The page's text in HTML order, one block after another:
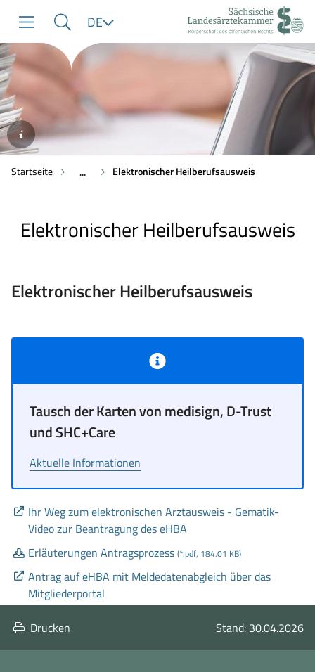
Navigation
Suche
Inhalt
DE
©AdobeStock/JYPIX
Startseite ... Elektronischer Heilberufsausweis
Elektronischer Heilberufsausweis
Elektronischer Heilberufsausweis
Statusmeldung,
Information
Tausch der Karten von medisign, D-Trust
und SHC+Care
Aktuelle Informationen
Ihr Weg zum elektronischen Arztausweis - Gematik-
Video zur Beantragung des eHBA
neuem
Fenster)
Erläuterungen Antragsprozess (*.pdf, 184.01 KB)
Antrag auf eHBA mit Meldedatenabgleich über das
Mitgliederportal
in
Drucken Stand: 30.04.2026